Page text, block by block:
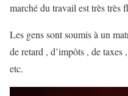
marché du travail est très très
Les gens sont soumis à un
de retard , d’impôts , de taxes
etc.